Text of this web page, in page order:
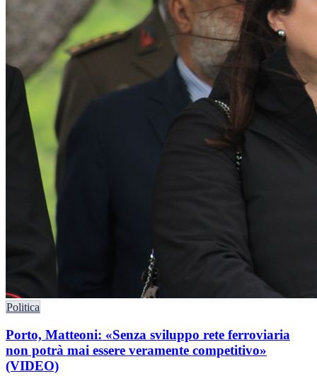
Politica
Porto, Matteoni: «Senza sviluppo rete ferroviaria
non potrà mai essere veramente competitivo»
(VIDEO)